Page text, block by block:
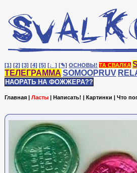
[1] [2] [3] [4] [5] [♩] [✎] ОСНОВЫ! ТА СВАЛКА
ТЕЛЕГРАММА SOMOOPRUV
НАОРАТЬ НА ФОЖЖЕРА??
Главная | Ласты | Написать! | Картинки | Что